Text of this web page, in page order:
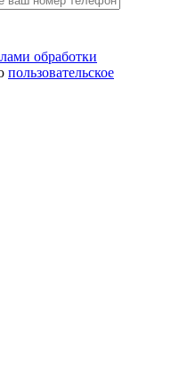
обработки
пользовательское